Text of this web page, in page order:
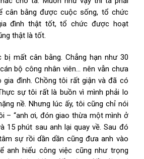
cân bằng được cuộc sống, tổ chức
đình thật tốt, tổ chức được hoạt
thật là tốt.
mất cân bằng. Chẳng hạn như 30
bộ công nhân viên… nên vẫn chưa
đình. Chồng tôi rất giận và đã có
sự tôi rất là buồn vì mình phải lo
nề. Nhưng lúc ấy, tôi cũng chỉ nói
– “anh ơi, đón giao thừa một mình ở
15 phút sau anh lại quay về. Sau đó
sự rồi dần dần cũng đưa anh vào
anh hiểu công việc cũng như trọng